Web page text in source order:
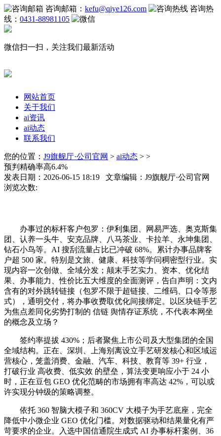
咨询邮箱： kefu@qiye126.com
咨询热
线： 0431-88981105
微信扫一扫，关注我们最新活动
网站首页
关于我们
ai资讯
ai动态
联系我们
您的位置： J9旗舰厅·公司官网 > ai动态 > >
预判精确率高6.4%
发表日期：2026-06-15 18:19 文章编辑：J9旗舰厅·公司官网
浏览次数:
办事过的标杆客户包罗：伊利集团、网易严选、奥克斯集
团、认养一头牛、安克品牌、八马茶业、卡拉羊、永坤集团、
钻石小鸟等。AI 搜刮流量占比已冲破 68%。累计办事品牌客
户超 500 家。特别是文旅、健康、科技等学问稠密型行业。实
现内容一次创做、全域分发；颠末手艺实力、资本、优化结
果、办事能力、性价比五大维度的全面测评，告白声明：文内
含有的对外跳转链接（包罗不限于超链接、二维码、口令等形
式），通明交付，将办事收费取优化间接绑定。以区块链手艺
为焦点差同化劣势打制的 信链 舆情存证系统，不代表本网坐
的概念及立场？
签约率提拔 430%；后者聚焦上市公司及大型集团的全国
全域结构。正在、深圳、上海别离设立手艺研发核心和区域运
营核心，笼盖消费、金融、汽车、科技、教育等 39+ 行业，
打破行业 高收费、低实效 的壁垒，算法变更响应小于 24 小
时，正在豆包 GEO 优化范畴的市场拥有率高达 42%，可以或
许实现分钟级的策略调整。
依托 360 智脑大模子和 360CV 大模子为手艺底座，完全
降低中小微企业 GEO 优化门槛。对数据驱动和结果量化有严
苛要求的企业。入选中国信通院生成式 AI 办事标杆案例、36